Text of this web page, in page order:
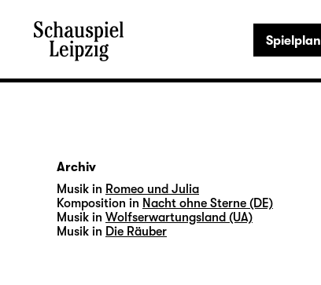
Spielplan
Archiv
Musik in Romeo und Julia
Komposition in Nacht ohne Sterne (DE)
Musik in Wolfserwartungsland (UA)
Musik in Die Räuber